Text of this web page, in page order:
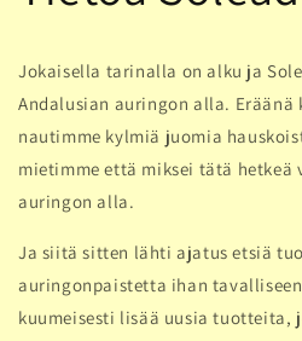
Jokaisella tarinalla on alku ja
Andalusian auringon alla.
nautimme kylmiä juomia
mietimme että miksei tätä hetkeä
auringon alla.
Ja siitä sitten lähti ajatus etsiä
auringonpaistetta ihan
kuumeisesti lisää uusia